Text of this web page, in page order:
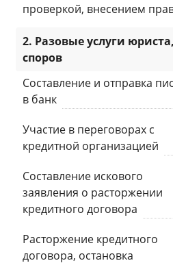
проверкой, внесением
2. Разовые услуги
споров
Составление и отправка
в банк
Участие в переговорах с
кредитной организацией
Составление искового
заявления о расторжении
кредитного договора
Расторжение кредитного
договора, остановка